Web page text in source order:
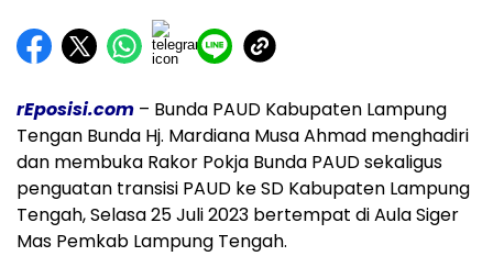
rEposisi.com – Bunda PAUD Kabupaten Lampung
Tengan Bunda Hj. Mardiana Musa Ahmad menghadiri
dan membuka Rakor Pokja Bunda PAUD sekaligus
penguatan transisi PAUD ke SD Kabupaten Lampung
Tengah, Selasa 25 Juli 2023 bertempat di Aula Siger
Mas Pemkab Lampung Tengah.